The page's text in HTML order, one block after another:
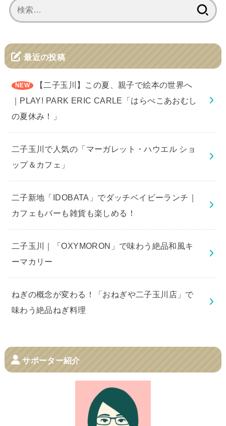
索:
最近の投稿
【二子玉川】この夏、親子で絵本の世界へ
｜PLAY! PARK ERIC CARLE「はらぺこあおむし
の夏休み！」
二子玉川で人気の「マーガレット・ハウエル ショ
ップ＆カフェ」
二子新地「IDOBATA」でダッチベイビーランチ｜
カフェもバーも雑貨も楽しめる！
二子玉川｜「OXYMORON」で味わう絶品和風キ
ーマカリー
ねぎの概念が変わる！「おねぎや二子玉川店」で
味わう絶品ねぎ料理
サポーター紹介